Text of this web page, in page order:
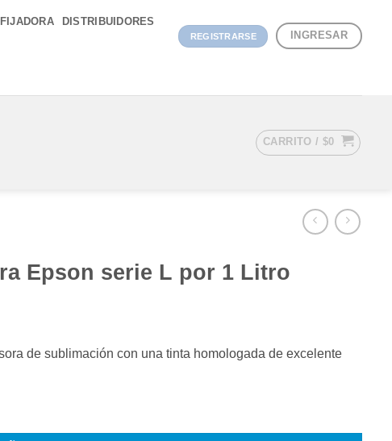
DISTRIBUIDORES
REGISTRARSE INGRESAR
CARRITO / $0
Epson serie L por 1 Litro
de sublimación con una tinta homologada de excelente
1 Litro cantidad